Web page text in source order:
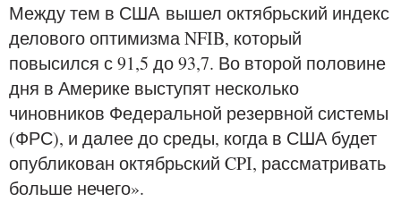
Между тем в США вышел октябрьский индекс
делового оптимизма NFIB, который
повысился с 91,5 до 93,7. Во второй половине
дня в Америке выступят несколько
чиновников Федеральной резервной системы
(ФРС), и далее до среды, когда в США будет
опубликован октябрьский CPI, рассматривать
больше нечего».